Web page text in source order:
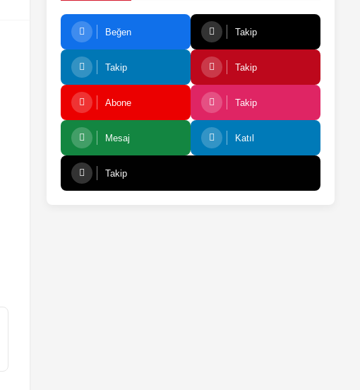
Beğen Takip
Takip Takip
Abone Takip
Mesaj Katıl
Takip